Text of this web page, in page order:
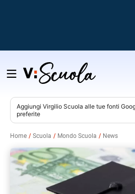
Salta
contenuto
Aggiungi Virgilio Scuola alle tue fonti
preferite
Home Scuola Mondo Scuola News